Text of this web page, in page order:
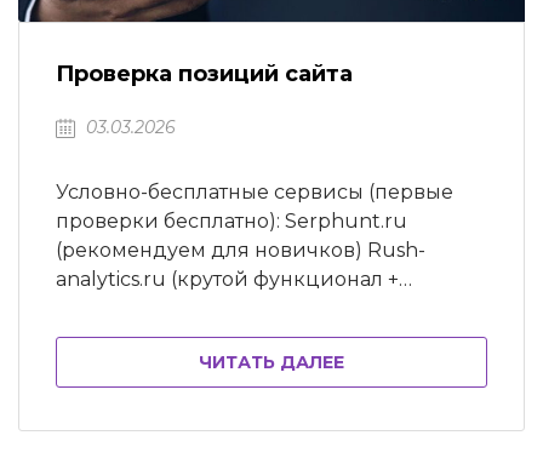
Проверка позиций сайта
03.03.2026
Условно-бесплатные сервисы (первые
проверки бесплатно): Serphunt.ru
(рекомендуем для новичков) Rush-
analytics.ru (крутой функционал +
SEOlib Seranking Siteposition SEMrush.com
MegaIndex Seoplane.ru Serpstat.com
AllPositions.ru Бесплатные сервисы:
Pixelplus Google Search Console
ЧИТАТЬ ДАЛЕЕ